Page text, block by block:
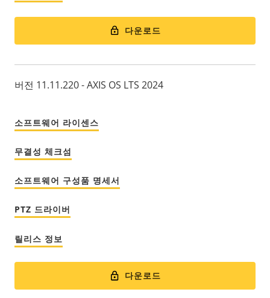
다운로드
버전 11.11.220 - AXIS OS LTS 2024
소프트웨어 라이센스
무결성 체크섬
소프트웨어 구성품 명세서
PTZ 드라이버
릴리스 정보
다운로드